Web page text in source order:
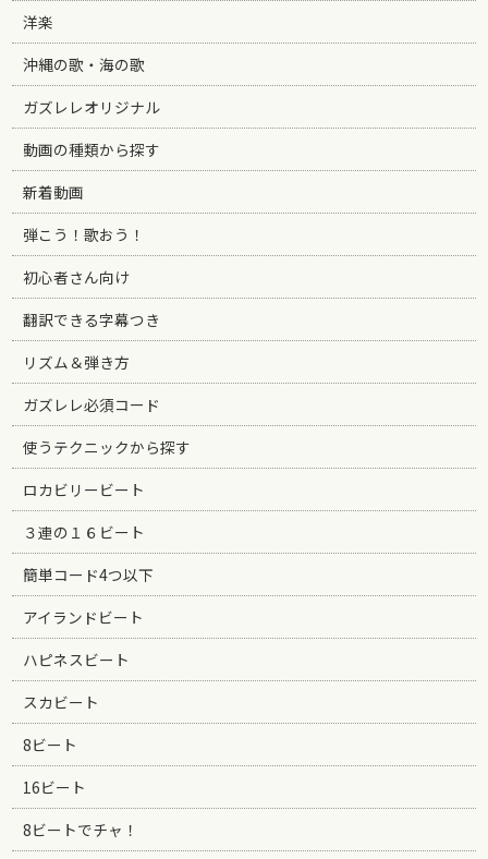
洋楽
沖縄の歌・海の歌
ガズレレオリジナル
動画の種類から探す
新着動画
弾こう！歌おう！
初心者さん向け
翻訳できる字幕つき
リズム＆弾き方
ガズレレ必須コード
使うテクニックから探す
ロカビリービート
３連の１６ビート
簡単コード4つ以下
アイランドビート
ハピネスビート
スカビート
8ビート
16ビート
8ビートでチャ！